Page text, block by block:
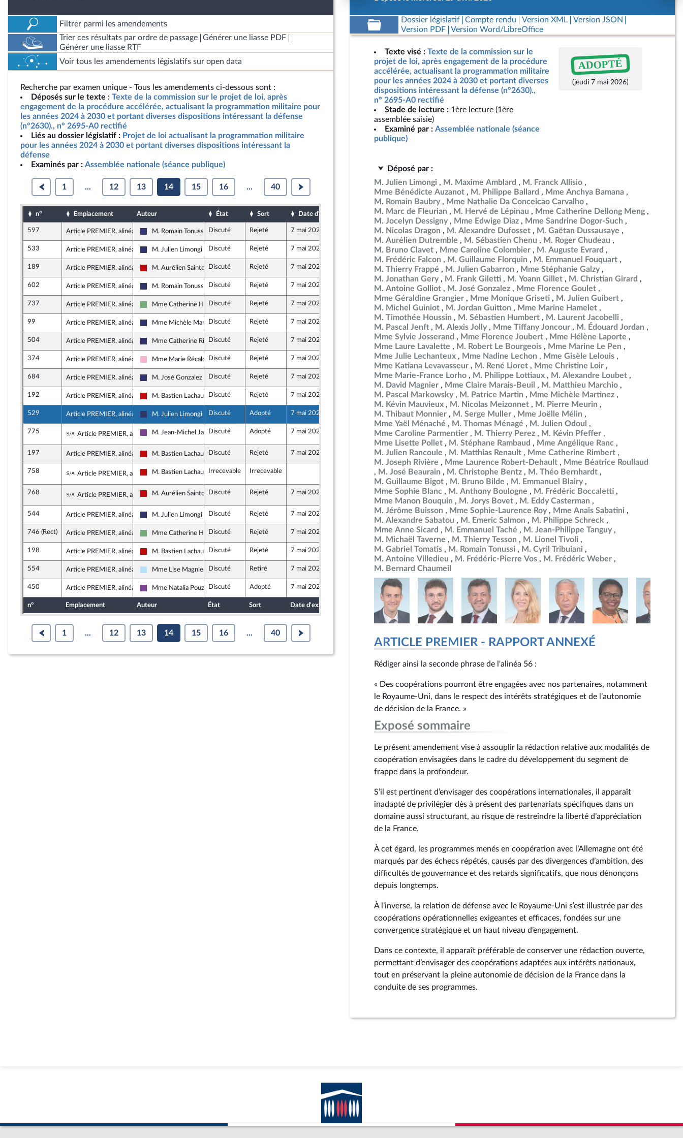
Filtrer parmi les amendements
Trier ces résultats par ordre de passage
Générer une liasse PDF
Générer une liasse RTF
Voir tous les amendements législatifs sur open data
Recherche par examen unique - Tous les amendements ci-dessous sont :
Déposés sur le texte : Texte de la commission sur le projet de loi, après
engagement de la procédure accélérée, actualisant la programmation militaire pour
les années 2024 à 2030 et portant diverses dispositions intéressant la défense
(n°2630)., n° 2695-A0 rectifié
Liés au dossier législatif : Projet de loi actualisant la programmation militaire
pour les années 2024 à 2030 et portant diverses dispositions intéressant la
défense
Examinés par : Assemblée nationale (séance publique)
1 ... 12 13 14 15 16 ... 40
n° Emplacement Auteur État Sort Date d'examen Date de dépôt
597 Article PREMIER, alinéa 51
Rassemblement National
M. Romain Tonussi Discuté Rejeté 7 mai 2026 29 avril 2026
533 Article PREMIER, alinéa 52
Rassemblement National
M. Julien Limongi Discuté Rejeté 7 mai 2026 29 avril 2026
189 Article PREMIER, alinéa 52
La France insoumise - Nouveau Front Populaire
M. Aurélien SaintoulDiscuté Rejeté 7 mai 2026 29 avril 2026
602 Article PREMIER, alinéa 52
Rassemblement National
M. Romain Tonussi Discuté Rejeté 7 mai 2026 29 avril 2026
737 Article PREMIER, alinéa 53
Écologiste et Social
Mme Catherine Hervieu
Discuté Rejeté 7 mai 2026 29 avril 2026
99 Article PREMIER, alinéa 55
Rassemblement National
Mme Michèle MartinezDiscuté Rejeté 7 mai 2026 29 avril 2026
504 Article PREMIER, alinéa 55
Rassemblement National
Mme Catherine Rimbert
Discuté Rejeté 7 mai 2026 29 avril 2026
374 Article PREMIER, alinéa 56
Socialistes et apparentés
Mme Marie RécaldeDiscuté Rejeté 7 mai 2026 29 avril 2026
684 Article PREMIER, alinéa 56
Rassemblement National
M. José Gonzalez Discuté Rejeté 7 mai 2026 29 avril 2026
192 Article PREMIER, alinéa 56
La France insoumise - Nouveau Front Populaire
M. Bastien Lachaud Discuté Rejeté 7 mai 2026 29 avril 2026
529 Article PREMIER, alinéa 56
Rassemblement National
M. Julien Limongi Discuté Adopté 7 mai 2026 29 avril 2026
775 Sous-amendement de l'amendement n°529
Article PREMIER, alinéa 56Ensemble pour la République
M. Jean-Michel JacquesDiscuté Adopté 7 mai 2026 7 mai 2026
197 Article PREMIER, alinéa 56
La France insoumise - Nouveau Front Populaire
M. Bastien Lachaud Discuté Rejeté 7 mai 2026 29 avril 2026
758 Sous-amendement de l'amendement n°197
Article PREMIER, alinéa 56La France insoumise - Nouveau Front Populaire
M. Bastien Lachaud Irrecevable Irrecevable 4 mai 2026
768 Sous-amendement de l'amendement n°197
Article PREMIER, alinéa 56La France insoumise - Nouveau Front Populaire
M. Aurélien SaintoulDiscuté Rejeté 7 mai 2026 5 mai 2026
544 Article PREMIER, alinéa 57
Rassemblement National
M. Julien Limongi Discuté Rejeté 7 mai 2026 29 avril 2026
746 (Rect) Article PREMIER, alinéa 58
Écologiste et Social
Mme Catherine Hervieu
Discuté Rejeté 7 mai 2026 29 avril 2026
198 Article PREMIER, alinéa 58
La France insoumise - Nouveau Front Populaire
M. Bastien Lachaud Discuté Rejeté 7 mai 2026 29 avril 2026
554 Article PREMIER, alinéa 58
Horizons & Indépendants
Mme Lise Magnier Discuté Retiré 7 mai 2026 29 avril 2026
450 Article PREMIER, alinéa 58
Ensemble pour la République
Mme Natalia PouzyreffDiscuté Adopté 7 mai 2026 29 avril 2026
n° Emplacement Auteur État Sort Date d'examen Date de dépôt
1 ... 12 13 14 15 16 ... 40
Dossier législatif Compte rendu Version XML
Version JSON
Version PDF
Version Word/LibreOffice
Texte visé : Texte de la commission sur le
projet de loi, après engagement de la procédure
accélérée, actualisant la programmation militaire
pour les années 2024 à 2030 et portant diverses
dispositions intéressant la défense (n°2630).,
n° 2695-A0 rectifié
Stade de lecture : 1ère lecture (1ère
assemblée saisie)
Examiné par : Assemblée nationale (séance
publique)
ADOPTÉ
(jeudi 7 mai 2026)
Déposé par :
M. Julien Limongi
M. Maxime Amblard
M. Franck Allisio
Mme Bénédicte Auzanot
M. Philippe Ballard
Mme Anchya Bamana
M. Romain Baubry
Mme Nathalie Da Conceicao Carvalho
M. Marc de Fleurian
M. Hervé de Lépinau
Mme Catherine Dellong Meng
M. Jocelyn Dessigny
Mme Edwige Diaz
Mme Sandrine Dogor-Such
M. Nicolas Dragon
M. Alexandre Dufosset
M. Gaëtan Dussausaye
M. Aurélien Dutremble
M. Sébastien Chenu
M. Roger Chudeau
M. Bruno Clavet
Mme Caroline Colombier
M. Auguste Evrard
M. Frédéric Falcon
M. Guillaume Florquin
M. Emmanuel Fouquart
M. Thierry Frappé
M. Julien Gabarron
Mme Stéphanie Galzy
M. Jonathan Gery
M. Frank Giletti M. Yoann Gillet
M. Christian Girard
M. Antoine Golliot
M. José Gonzalez
Mme Florence Goulet
Mme Géraldine Grangier
Mme Monique Griseti
M. Julien Guibert
M. Michel Guiniot
M. Jordan Guitton
Mme Marine Hamelet
M. Timothée Houssin
M. Sébastien Humbert
M. Laurent Jacobelli
M. Pascal Jenft
M. Alexis Jolly Mme Tiffany Joncour
M. Édouard Jordan
Mme Sylvie Josserand
Mme Florence Joubert
Mme Hélène Laporte
Mme Laure Lavalette
M. Robert Le Bourgeois
Mme Marine Le Pen
Mme Julie Lechanteux
Mme Nadine Lechon
Mme Gisèle Lelouis
Mme Katiana Levavasseur
M. René Lioret
Mme Christine Loir
Mme Marie-France Lorho
M. Philippe Lottiaux
M. Alexandre Loubet
M. David Magnier
Mme Claire Marais-Beuil
M. Matthieu Marchio
M. Pascal Markowsky
M. Patrice Martin
Mme Michèle Martinez
M. Kévin Mauvieux
M. Nicolas Meizonnet
M. Pierre Meurin
M. Thibaut Monnier
M. Serge Muller
Mme Joëlle Mélin
Mme Yaël Ménaché
M. Thomas Ménagé
M. Julien Odoul
Mme Caroline Parmentier
M. Thierry Perez
M. Kévin Pfeffer
Mme Lisette Pollet
M. Stéphane Rambaud
Mme Angélique Ranc
M. Julien Rancoule
M. Matthias Renault
Mme Catherine Rimbert
M. Joseph Rivière
Mme Laurence Robert-Dehault
Mme Béatrice Roullaud
M. José Beaurain
M. Christophe Bentz
M. Théo Bernhardt
M. Guillaume Bigot
M. Bruno Bilde
M. Emmanuel Blairy
Mme Sophie Blanc
M. Anthony Boulogne
M. Frédéric Boccaletti
Mme Manon Bouquin
M. Jorys Bovet
M. Eddy Casterman
M. Jérôme Buisson
Mme Sophie-Laurence Roy
Mme Anaïs Sabatini
M. Alexandre Sabatou
M. Emeric Salmon
M. Philippe Schreck
Mme Anne Sicard
M. Emmanuel Taché
M. Jean-Philippe Tanguy
M. Michaël Taverne
M. Thierry Tesson
M. Lionel Tivoli
M. Gabriel Tomatis
M. Romain Tonussi
M. Cyril Tribuiani
M. Antoine Villedieu
M. Frédéric-Pierre Vos
M. Frédéric Weber
M. Bernard Chaumeil
ARTICLE PREMIER - RAPPORT ANNEXÉ
Rédiger ainsi la seconde phrase de l'alinéa 56 :
« Des coopérations pourront être engagées avec nos partenaires, notamment
le Royaume-Uni, dans le respect des intérêts stratégiques et de l’autonomie
de décision de la France. »
Exposé sommaire
Le présent amendement vise à assouplir la rédaction relative aux modalités de
coopération envisagées dans le cadre du développement du segment de
frappe dans la profondeur.
S’il est pertinent d’envisager des coopérations internationales, il apparaît
inadapté de privilégier dès à présent des partenariats spécifiques dans un
domaine aussi structurant, au risque de restreindre la liberté d’appréciation
de la France.
À cet égard, les programmes menés en coopération avec l’Allemagne ont été
marqués par des échecs répétés, causés par des divergences d’ambition, des
difficultés de gouvernance et des retards significatifs, que nous dénonçons
depuis longtemps.
À l’inverse, la relation de défense avec le Royaume-Uni s’est illustrée par des
coopérations opérationnelles exigeantes et efficaces, fondées sur une
convergence stratégique et un haut niveau d’engagement.
Dans ce contexte, il apparaît préférable de conserver une rédaction ouverte,
permettant d’envisager des coopérations adaptées aux intérêts nationaux,
tout en préservant la pleine autonomie de décision de la France dans la
conduite de ses programmes.